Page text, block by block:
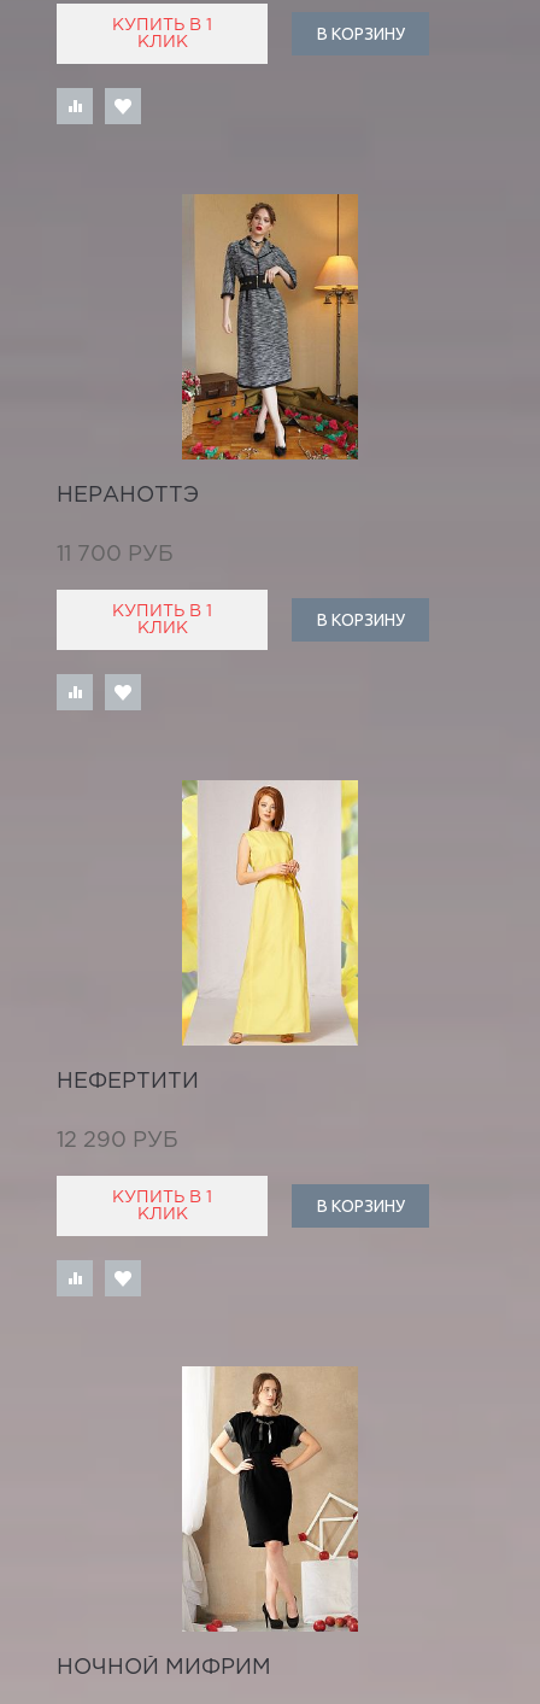
КУПИТЬ В 1
КЛИК
В КОРЗИНУ
НЕРАНОТТЭ
11 700 РУБ
КУПИТЬ В 1
КЛИК
В КОРЗИНУ
НЕФЕРТИТИ
12 290 РУБ
КУПИТЬ В 1
КЛИК
В КОРЗИНУ
НОЧНОЙ МИФРИМ